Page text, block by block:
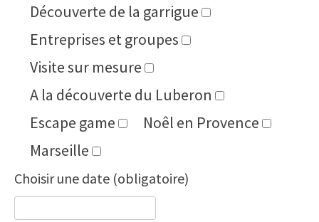
Découverte de la garrigue
Entreprises et groupes
Visite sur mesure
A la découverte du Luberon
Escape game
Noêl en Provence
Marseille
Choisir une date (obligatoire)